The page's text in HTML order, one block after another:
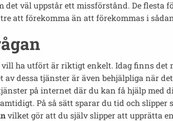
det väl uppstår ett missförstånd. De
att förekomma än att förekommas i
vill ha utfört är riktigt enkelt. Idag finns
dessa tjänster är även behjälpliga när
på internet där du kan få hjälp
På så sätt sparar du tid och slipper
vilket gör att du själv slipper att upprätta